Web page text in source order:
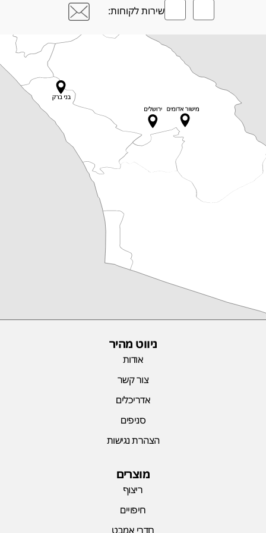
שירות לקוחות:
ניווט מהיר
אודות
צור קשר
אדריכלים
סניפים
הצהרת נגישות
מוצרים
ריצוף
חיפויים
חדרי אמבט